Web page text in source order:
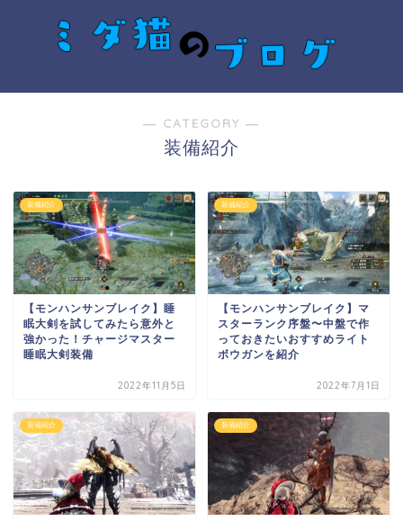
― CATEGORY ―
装備紹介
装備紹介
【モンハンサンブレイク】睡
眠大剣を試してみたら意外と
強かった！チャージマスター
睡眠大剣装備
2022年11月5日
装備紹介
【モンハンサンブレイク】マ
スターランク序盤〜中盤で作
っておきたいおすすめライト
ボウガンを紹介
2022年7月1日
装備紹介 装備紹介